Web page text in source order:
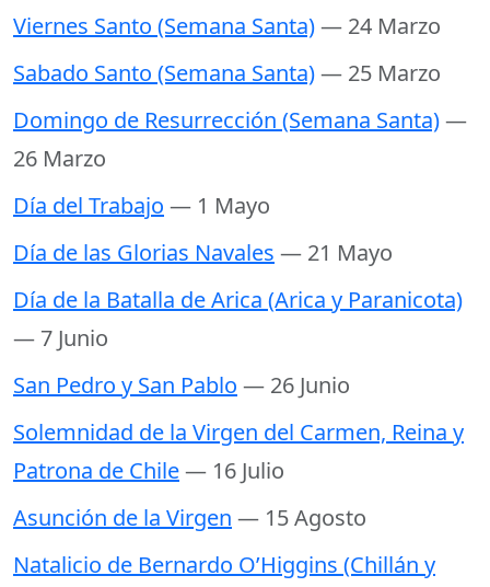
Viernes Santo (Semana Santa)— 24 Marzo
Sabado Santo (Semana Santa)— 25 Marzo
Domingo de Resurrección (Semana Santa)—
26 Marzo
Día del Trabajo — 1 Mayo
Día de las Glorias Navales — 21 Mayo
Día de la Batalla de Arica (Arica y Paranicota)
— 7 Junio
San Pedro y San Pablo — 26 Junio
Solemnidad de la Virgen del Carmen, Reina y
Patrona de Chile— 16 Julio
Asunción de la Virgen — 15 Agosto
Natalicio de Bernardo O’Higgins (Chillán y